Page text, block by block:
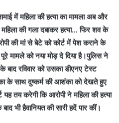
में महिला की हत्या का मामला अब और
की गला दबाकर हत्या… फिर शव के
की मां से बेटे को कोर्ट में पेश कराने के
मामले को नया मोड़ दे दिया है।पुलिस ने
बाद रविवार को उसका डीएनए टेस्ट
के साथ दुष्कर्म की आशंका को देखते हुए
तय करेगी कि आरोपी ने महिला की हत्या
भी हैवानियत की सारी हदें पार कीं।